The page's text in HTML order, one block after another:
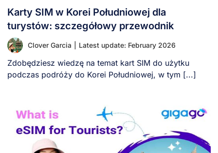
Karty SIM w Korei Południowej dla
turystów: szczegółowy przewodnik
Clover Garcia Latest update: February 2026
Zdobędziesz wiedzę na temat kart SIM do użytku
podczas podróży do Korei Południowej, w tym [...]